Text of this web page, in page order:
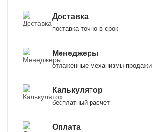
Доставка
поставка точно в срок
Менеджеры
отлаженные механизмы продажи
Калькулятор
бесплатный расчет
Оплата